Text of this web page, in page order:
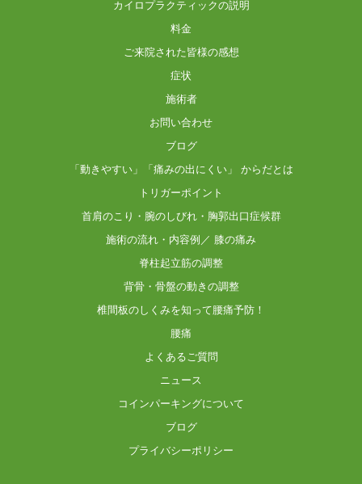
カイロプラクティックの説明
料金
ご来院された皆様の感想
症状
施術者
お問い合わせ
ブログ
「動きやすい」「痛みの出にくい」 からだとは
トリガーポイント
首肩のこり・腕のしびれ・胸郭出口症候群
施術の流れ・内容例／ 膝の痛み
脊柱起立筋の調整
背骨・骨盤の動きの調整
椎間板のしくみを知って腰痛予防！
腰痛
よくあるご質問
ニュース
コインパーキングについて
ブログ
プライバシーポリシー